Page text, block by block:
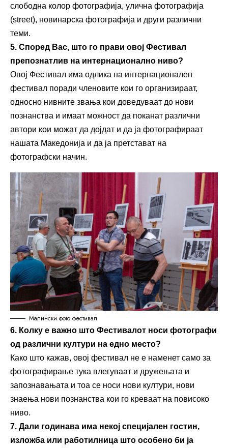
слободна колор фотографија, улична фотографија
(street), новинарска фотографија и други различни
теми.
5. Според Вас, што го прави овој Фестивал
препознатлив на интернационално ниво?
Овој Фестивал има одлика на интернационален
фестивал поради членовите кои го организираат,
односно нивните звања кои доведуваат до нови
познанства и имаат можност да поканат различни
автори кои можат да дојдат и да ја фотографираат
нашата Македонија и да ја претстават на
фотографски начин.
Малински фото фестивал
6. Колку е важно што Фестивалот носи фотографи
од различни култури на едно место?
Како што кажав, овој фестивал не е наменет само за
фотографирање тука влегуваат и дружењата и
запознавањата и тоа се носи нови култури, нови
знаења нови познанства кои го креваат на повисоко
ниво.
7. Дали годинава има некој специјален гостин,
изложба или работилница што особено би ја